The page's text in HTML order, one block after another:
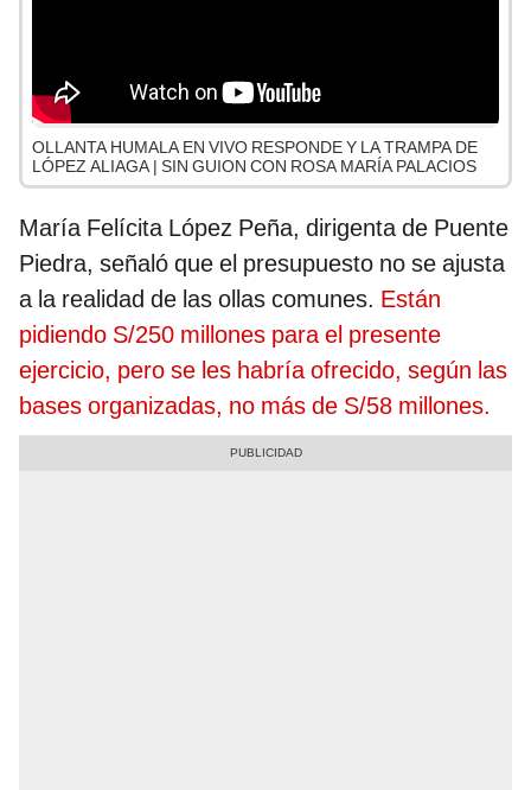
OLLANTA HUMALA EN VIVO RESPONDE Y LA TRAMPA DE
LÓPEZ ALIAGA | SIN GUION CON ROSA MARÍA PALACIOS
María Felícita López Peña, dirigenta de Puente
Piedra, señaló que el presupuesto no se ajusta
a la realidad de las ollas comunes. Están
pidiendo S/250 millones para el presente
ejercicio, pero se les habría ofrecido, según las
bases organizadas, no más de S/58 millones.